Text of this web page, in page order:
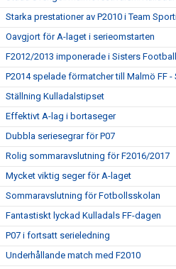
Starka prestationer av P2010 i Team
Oavgjort för A-laget i serieomstarten
F2012/2013 imponerade i Sisters
P2014 spelade förmatcher till Malmö FF -
Ställning Kulladalstipset
Effektivt A-lag i bortaseger
Dubbla seriesegrar för P07
Rolig sommaravslutning för F2016/2017
Mycket viktig seger för A-laget
Sommaravslutning för Fotbollsskolan
Fantastiskt lyckad Kulladals FF-dagen
P07 i fortsatt serieledning
Underhållande match med F2010